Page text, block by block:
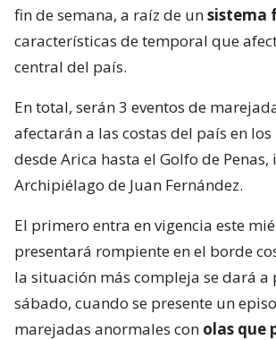
fin de semana, a raíz de unsistema
características de temporal que
central del país.
En total, serán 3 eventos de
afectarán a las costas del país en
desde Arica hasta el Golfo de
Archipiélago de Juan Fernández.
El primero entra en vigencia este
presentará rompiente en el borde
la situación más compleja se dará
sábado, cuando se presente un
marejadas anormales con olas que